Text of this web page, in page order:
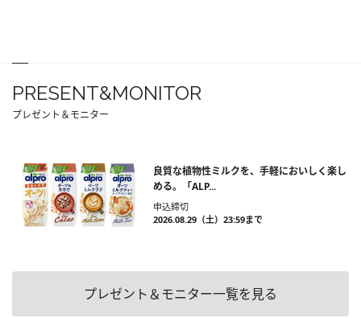
PRESENT&MONITOR
プレゼント＆モニター
良質な植物性ミルクを、手軽においしく楽し
める。「ALP...
申込締切
2026.08.29（土）23:59まで
プレゼント＆モニター一覧を見る